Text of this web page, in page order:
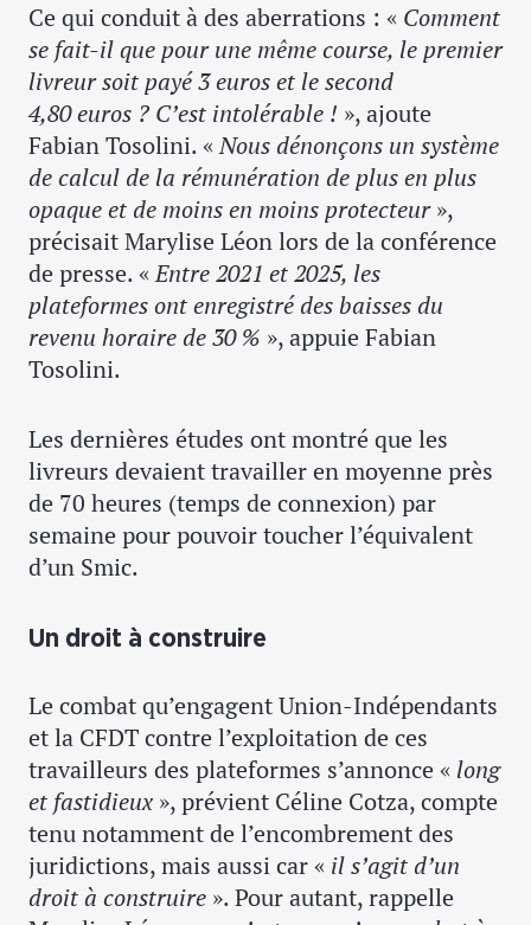
Ce qui conduit à des aberrations : « Comment
se fait-il que pour une même course, le premier
livreur soit payé 3 euros et le second
4,80 euros ? C’est intolérable ! », ajoute
Fabian Tosolini. «Nous dénonçons un système
de calcul de la rémunération de plus en plus
opaque et de moins en moins protecteur»,
précisait Marylise Léon lors de la conférence
de presse. «Entre 2021 et 2025, les
plateformes ont enregistré des baisses du
revenu horaire de 30 % », appuie Fabian
Tosolini.
Les dernières études ont montré que les
livreurs devaient travailler en moyenne près
de 70 heures (temps de connexion) par
semaine pour pouvoir toucher l’équivalent
d’un Smic.
Un droit à construire
Le combat qu’engagent Union-Indépendants
et la CFDT contre l’exploitation de ces
travailleurs des plateformes s’annonce « long
et fastidieux», prévient Céline Cotza, compte
tenu notamment de l’encombrement des
juridictions, mais aussi car « il s’agit d’un
droit à construire ». Pour autant, rappelle